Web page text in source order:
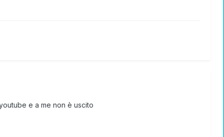
e a me non è uscito